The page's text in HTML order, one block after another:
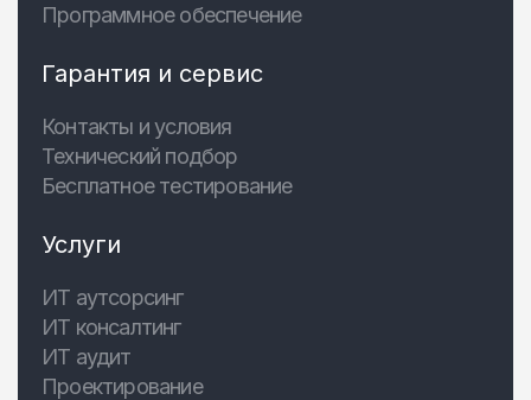
Программное обеспечение
Гарантия и сервис
Контакты и условия
Технический подбор
Бесплатное тестирование
Услуги
ИТ аутсорсинг
ИТ консалтинг
ИТ аудит
Проектирование